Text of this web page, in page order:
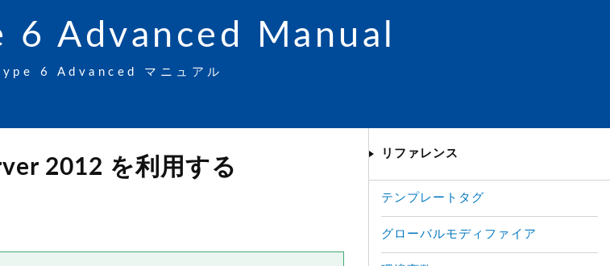
6 Advanced Manual
6 Advanced マニュアル
2012 を利用する
リファレンス
テンプレートタグ
グローバルモディファイア